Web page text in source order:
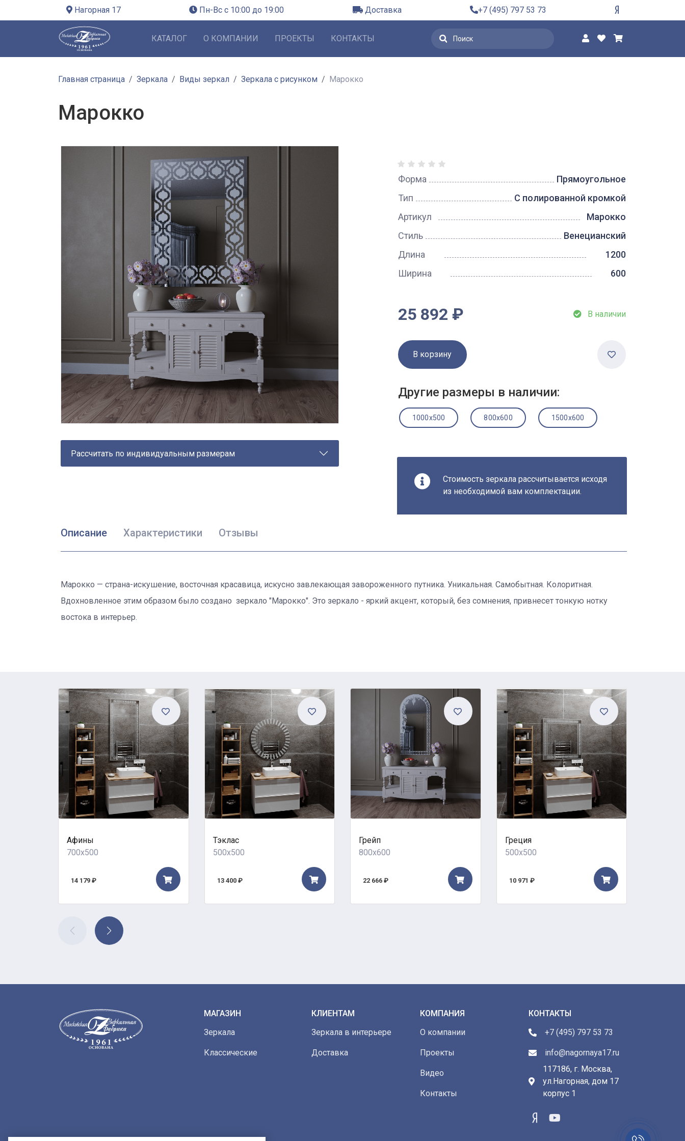
Нагорная 17 Пн-Вс с 10:00 до 19:00 Доставка +7 (495) 797 53 73
КАТАЛОГ О КОМПАНИИ ПРОЕКТЫ КОНТАКТЫ
Главная страница Зеркала Виды зеркал Зеркала с рисунком Марокко
Марокко
Рассчитать по индивидуальным размерам
Форма
Прямоугольное
Тип
С полированной кромкой
Артикул
Марокко
Стиль
Венецианский
Длина
1200
Ширина
600
25 892 ₽ В наличии
В корзину
Другие размеры в наличии:
1000x500 800x600 1500x600
Стоимость зеркала рассчитывается исходя
из необходимой вам комплектации.
Описание Характеристики Отзывы
Марокко — страна-искушение, восточная красавица, искусно завлекающая завороженного путника. Уникальная. Самобытная. Колоритная.
Вдохновленное этим образом было создано зеркало "Марокко". Это зеркало - яркий акцент, который, без сомнения, привнесет тонкую нотку
востока в интерьер.
Афины
700x500
14 179 ₽
Тэклас
500x500
13 400 ₽
Грейп
800x600
22 666 ₽
Греция
500x500
10 971 ₽
МАГАЗИН
Зеркала
Классические
КЛИЕНТАМ
Зеркала в интерьере
Доставка
КОМПАНИЯ
О компании
Проекты
Видео
Контакты
КОНТАКТЫ
+7 (495) 797 53 73
info@nagornaya17.ru
117186, г. Москва,
ул.Нагорная, дом 17
корпус 1
Заказать